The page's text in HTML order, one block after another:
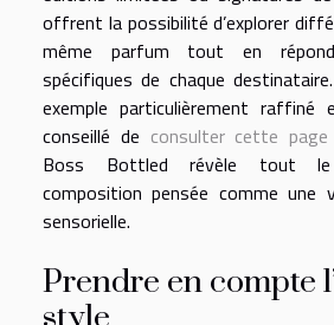
offrent la possibilité d’explorer
même parfum tout en
spécifiques de chaque
exemple particulièrement
conseillé de consulter cette page
Boss Bottled révèle tout le
composition pensée comme une
sensorielle.
Prendre en compte